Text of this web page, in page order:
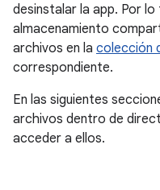
desinstalar la app. Por
almacenamiento
archivos en la colección
correspondiente.
En las siguientes
archivos dentro de
acceder a ellos.